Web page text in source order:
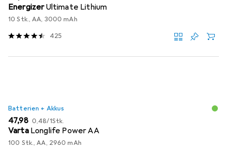
EnergizerUltimate Lithium
10 Stk., AA, 3000 mAh
425
Batterien + Akkus
EUR
47,98 EUR
0,48/1Stk.
Varta Longlife Power AA
100 Stk., AA, 2960 mAh